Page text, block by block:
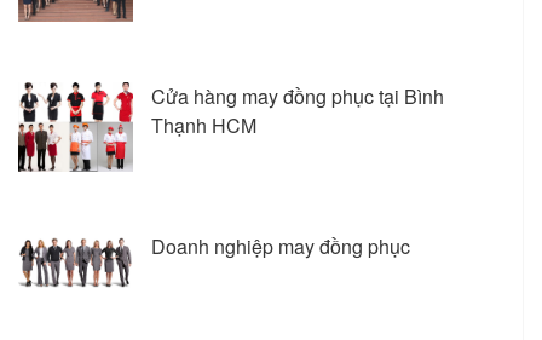
Cửa hàng may đồng phục tại Bình
Thạnh HCM
Doanh nghiệp may đồng phục